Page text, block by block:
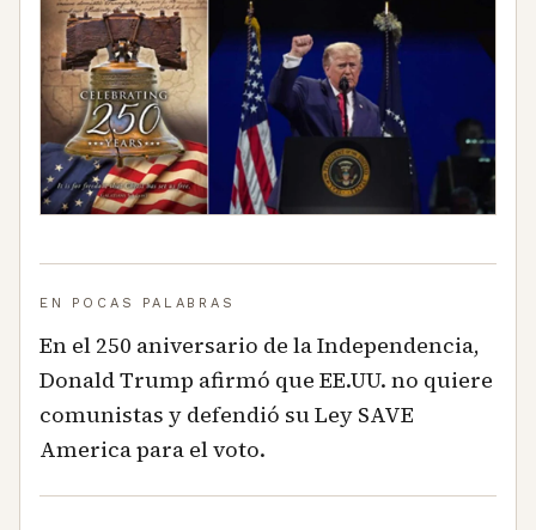
EN POCAS PALABRAS
En el 250 aniversario de la Independencia,
Donald Trump afirmó que EE.UU. no quiere
comunistas y defendió su Ley SAVE
America para el voto.